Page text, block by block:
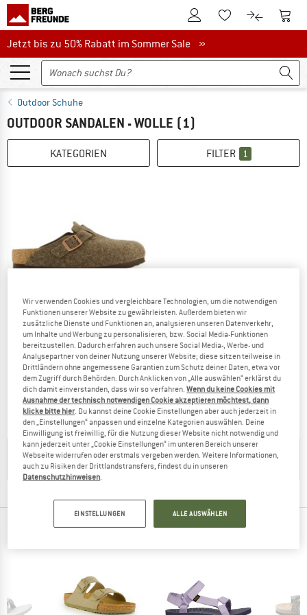
Zum KundenkontoZum Merkzettel.
Zum Zum
Jetzt bis zu 50% Rabatt im Sommer Sale
Jetzt bis zu 50% Rabatt im Sommer Sale »
Outdoor Schuhe
OUTDOOR SANDALEN - WOLLE (1)
KATEGORIEN FILTER 1
BIRKENSTOCK
Boston WO
Sandalen
CHF 127.95
(0)
HILFREICHE TIPPS GIBT'S IN UNSERER
KAUFBERATUNG
TOP PRODUKTE DEINER LIEBLINGSMARKEN
Wir verwenden Cookies und vergleichbare Technologien, um die notwendigen
Funktionen unserer Website zu gewährleisten. Außerdem bieten wir
zusätzliche Dienste und Funktionen an, analysieren unseren Datenverkehr,
um Inhalte und Werbung zu personalisieren, bzw. Social Media-Funktionen
bereitzustellen. Dadurch erfahren auch unsere Social Media-, Werbe- und
Analysepartner von deiner Nutzung unserer Website; diese sitzen teilweise in
Drittländern ohne angemessene Garantien zum Schutz deiner Daten, etwa vor
dem Zugriff durch Behörden. Durch Anklicken von „Alle auswählen“ erklärst du
dich damit einverstanden, dass wir so verfahren.Wenn du keine Cookies mit
Ausnahme der technisch notwendigen Cookie akzeptieren möchtest, dann
klicke bitte hier . Du kannst deine Cookie Einstellungen aber auch jederzeit in
den „Einstellungen“ anpassen und einzelne Kategorien auswählen. Deine
Einwilligung ist freiwillig, für die Nutzung dieser Website nicht notwendig und
kann jederzeit unter „Cookie Einstellungen“ im unteren Bereich unserer
Webseite widerrufen oder erstmals vergeben werden. Weitere Informationen,
auch zu Risiken der Drittlandstransfers, findest du in unseren
Datenschutzhinweisen
EINSTELLUNGEN ALLE AUSWÄHLEN